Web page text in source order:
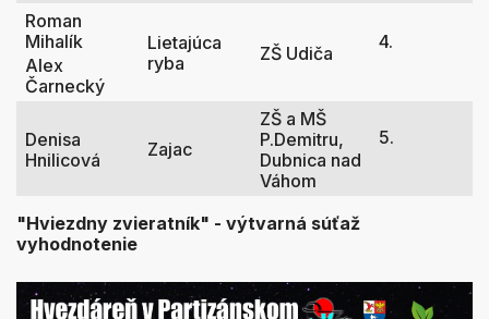
Roman
Mihalík
Alex
Čarnecký
Lietajúca
ryba
ZŠ Udiča
4.
Denisa
Hnilicová
Zajac
ZŠ a MŠ
P.Demitru,
Dubnica nad
Váhom
5.
"Hviezdny zvieratník" - výtvarná súťaž
vyhodnotenie